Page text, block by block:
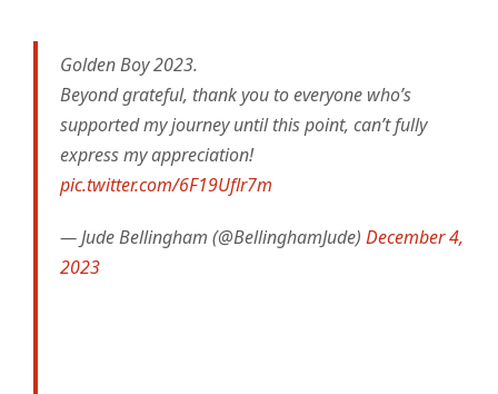
Golden Boy 2023.
Beyond grateful, thank you to everyone who’s
supported my journey until this point, can’t fully
express my appreciation!
pic.twitter.com/6F19Uflr7m
— Jude Bellingham (@BellinghamJude) December 4,
2023